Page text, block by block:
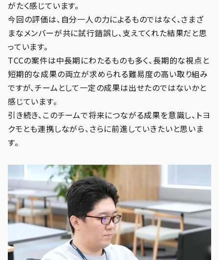
がたく感じています。
今回の評価は、自分一人の力によるものではなく、さまざ
まなメンバーが共に試行錯誤し、支えてくれた結果だと思
っています。
TCCの案件は中長期にわたるものも多く、長期的な視点と
短期的な成果の両立が求められる難易度の高い取り組み
ですが、チームとして一定の成果は出せたのではないかと
感じています。
引き続き、このチームで将来につながる成果を意識し、トヨ
クモとも連携しながら、さらに前進していきたいと思いま
す。